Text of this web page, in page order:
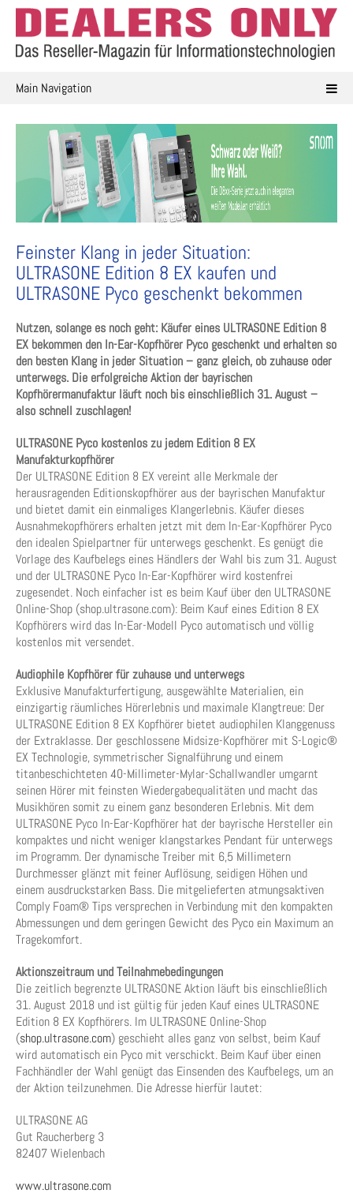
Skip
content
Main Navigation
Feinster Klang in jeder Situation:
ULTRASONE Edition 8 EX kaufen und
ULTRASONE Pyco geschenkt bekommen
Nutzen, solange es noch geht: Käufer eines ULTRASONE Edition 8
EX bekommen den In-Ear-Kopfhörer Pyco geschenkt und erhalten so
den besten Klang in jeder Situation – ganz gleich, ob zuhause oder
unterwegs. Die erfolgreiche Aktion der bayrischen
Kopfhörermanufaktur läuft noch bis einschließlich 31. August –
also schnell zuschlagen!
ULTRASONE Pyco kostenlos zu jedem Edition 8 EX
Manufakturkopfhörer
Der ULTRASONE Edition 8 EX vereint alle Merkmale der
herausragenden Editionskopfhörer aus der bayrischen Manufaktur
und bietet damit ein einmaliges Klangerlebnis. Käufer dieses
Ausnahmekopfhörers erhalten jetzt mit dem In-Ear-Kopfhörer Pyco
den idealen Spielpartner für unterwegs geschenkt. Es genügt die
Vorlage des Kaufbelegs eines Händlers der Wahl bis zum 31. August
und der ULTRASONE Pyco In-Ear-Kopfhörer wird kostenfrei
zugesendet. Noch einfacher ist es beim Kauf über den ULTRASONE
Online-Shop (shop.ultrasone.com): Beim Kauf eines Edition 8 EX
Kopfhörers wird das In-Ear-Modell Pyco automatisch und völlig
kostenlos mit versendet.
Audiophile Kopfhörer für zuhause und unterwegs
Exklusive Manufakturfertigung, ausgewählte Materialien, ein
einzigartig räumliches Hörerlebnis und maximale Klangtreue: Der
ULTRASONE Edition 8 EX Kopfhörer bietet audiophilen Klanggenuss
der Extraklasse. Der geschlossene Midsize-Kopfhörer mit S-Logic®
EX Technologie, symmetrischer Signalführung und einem
titanbeschichteten 40-Millimeter-Mylar-Schallwandler umgarnt
seinen Hörer mit feinsten Wiedergabequalitäten und macht das
Musikhören somit zu einem ganz besonderen Erlebnis. Mit dem
ULTRASONE Pyco In-Ear-Kopfhörer hat der bayrische Hersteller ein
kompaktes und nicht weniger klangstarkes Pendant für unterwegs
im Programm. Der dynamische Treiber mit 6,5 Millimetern
Durchmesser glänzt mit feiner Auflösung, seidigen Höhen und
einem ausdruckstarken Bass. Die mitgelieferten atmungsaktiven
Comply Foam® Tips versprechen in Verbindung mit den kompakten
Abmessungen und dem geringen Gewicht des Pyco ein Maximum an
Tragekomfort.
Aktionszeitraum und Teilnahmebedingungen
Die zeitlich begrenzte ULTRASONE Aktion läuft bis einschließlich
31. August 2018 und ist gültig für jeden Kauf eines ULTRASONE
Edition 8 EX Kopfhörers. Im ULTRASONE Online-Shop
(shop.ultrasone.com) geschieht alles ganz von selbst, beim Kauf
wird automatisch ein Pyco mit verschickt. Beim Kauf über einen
Fachhändler der Wahl genügt das Einsenden des Kaufbelegs, um an
der Aktion teilzunehmen. Die Adresse hierfür lautet:
ULTRASONE AG
Gut Raucherberg 3
82407 Wielenbach
www.ultrasone.com